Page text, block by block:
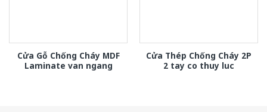
Cửa Gỗ Chống Cháy MDF
Laminate van ngang
Cửa Thép Chống Cháy 2P
2 tay co thuy luc